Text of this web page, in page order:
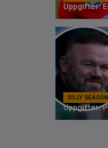
SILLY SEASON